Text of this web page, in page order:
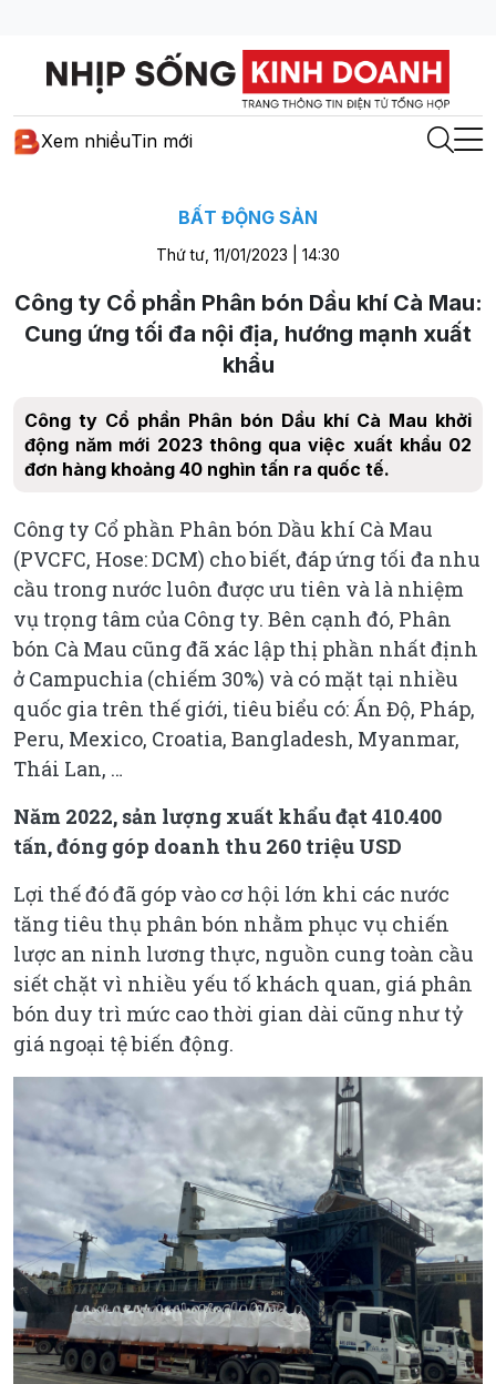
Xem nhiềuTin mới
BẤT ĐỘNG SẢN
Thứ tư, 11/01/2023 | 14:30
Công ty Cổ phần Phân bón Dầu khí Cà Mau:
Cung ứng tối đa nội địa, hướng mạnh xuất
khẩu
Công ty Cổ phần Phân bón Dầu khí Cà Mau khởi
động năm mới 2023 thông qua việc xuất khẩu 02
đơn hàng khoảng 40 nghìn tấn ra quốc tế.
Công ty Cổ phần Phân bón Dầu khí Cà Mau
(PVCFC, Hose: DCM) cho biết, đáp ứng tối đa nhu
cầu trong nước luôn được ưu tiên và là nhiệm
vụ trọng tâm của Công ty. Bên cạnh đó, Phân
bón Cà Mau cũng đã xác lập thị phần nhất định
ở Campuchia (chiếm 30%) và có mặt tại nhiều
quốc gia trên thế giới, tiêu biểu có: Ấn Độ, Pháp,
Peru, Mexico, Croatia, Bangladesh, Myanmar,
Thái Lan, …
Năm 2022, sản lượng xuất khẩu đạt 410.400
tấn, đóng góp doanh thu 260 triệu USD
Lợi thế đó đã góp vào cơ hội lớn khi các nước
tăng tiêu thụ phân bón nhằm phục vụ chiến
lược an ninh lương thực, nguồn cung toàn cầu
siết chặt vì nhiều yếu tố khách quan, giá phân
bón duy trì mức cao thời gian dài cũng như tỷ
giá ngoại tệ biến động.